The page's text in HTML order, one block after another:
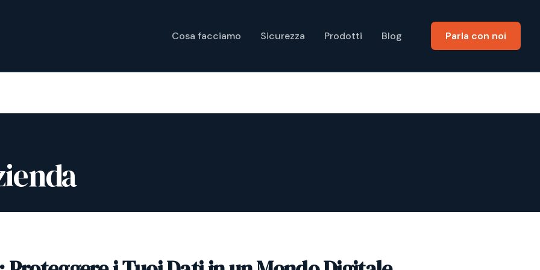
Cosa facciamo Sicurezza Prodotti Blog Parla con noi